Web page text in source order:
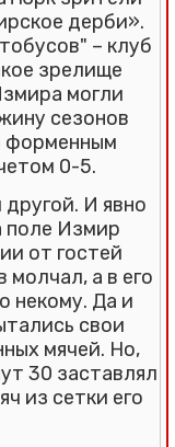
дерби».
– клуб
зрелище
могли
сезонов
форменным
0-5.
другой. И явно
поле Измир
от гостей
молчал, а в его
некому. Да и
свои
мячей. Но,
30 заставлял
из сетки его